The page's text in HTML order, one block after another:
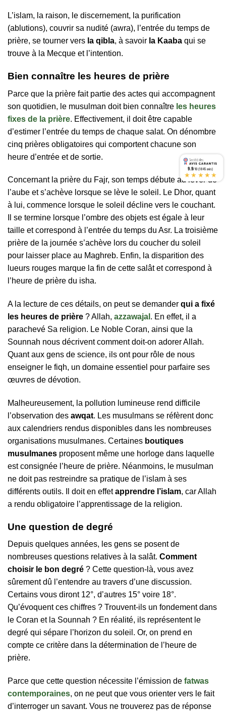
L’islam, la raison, le discernement, la purification
(ablutions), couvrir sa nudité (awra), l’entrée du temps de
prière, se tourner vers la qibla, à savoir la Kaaba qui se
trouve à la Mecque et l’intention.
Bien connaître les heures de prière
Parce que la prière fait partie des actes qui accompagnent
son quotidien, le musulman doit bien connaître les heures
fixes de la prière. Effectivement, il doit être capable
d’estimer l’entrée du temps de chaque salat. On dénombre
cinq prières obligatoires qui comportent chacune son
heure d’entrée et de sortie.
Concernant la prière du Fajr, son temps débute au lever de
l’aube et s’achève lorsque se lève le soleil. Le Dhor, quant
à lui, commence lorsque le soleil décline vers le couchant.
Il se termine lorsque l’ombre des objets est égale à leur
taille et correspond à l’entrée du temps du Asr. La troisième
prière de la journée s’achève lors du coucher du soleil
pour laisser place au Maghreb. Enfin, la disparition des
lueurs rouges marque la fin de cette salât et correspond à
l’heure de prière du isha.
A la lecture de ces détails, on peut se demander qui a fixé
les heures de prière ? Allah, azzawajal . En effet, il a
parachevé Sa religion. Le Noble Coran, ainsi que la
Sounnah nous décrivent comment doit-on adorer Allah.
Quant aux gens de science, ils ont pour rôle de nous
enseigner le fiqh, un domaine essentiel pour parfaire ses
œuvres de dévotion.
Malheureusement, la pollution lumineuse rend difficile
l’observation des awqat. Les musulmans se réfèrent donc
aux calendriers rendus disponibles dans les nombreuses
organisations musulmanes. Certaines boutiques
musulmanes proposent même une horloge dans laquelle
est consignée l’heure de prière. Néanmoins, le musulman
ne doit pas restreindre sa pratique de l’islam à ses
différents outils. Il doit en effetapprendre l’islam, car Allah
a rendu obligatoire l’apprentissage de la religion.
Une question de degré
Depuis quelques années, les gens se posent de
nombreuses questions relatives à la salât. Comment
choisir le bon degré ? Cette question-là, vous avez
sûrement dû l’entendre au travers d’une discussion.
Certains vous diront 12°, d’autres 15° voire 18°.
Qu’évoquent ces chiffres ? Trouvent-ils un fondement dans
le Coran et la Sounnah ? En réalité, ils représentent le
degré qui sépare l’horizon du soleil. Or, on prend en
compte ce critère dans la détermination de l’heure de
prière.
Parce que cette question nécessite l’émission de fatwas
contemporaines, on ne peut que vous orienter vers le fait
d’interroger un savant. Vous ne trouverez pas de réponse
9.9/10 (1845 avis)
★★★★★